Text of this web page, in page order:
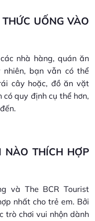
UỐNG VÀO
nhà hàng, quán ăn
bạn vẫn có thể
cây hoặc, đồ ăn vặt
có quy định cụ thể hơn,
NÀO THÍCH HỢP
và The BCR Tourist
nhất cho trẻ em. Bởi
trò chơi vui nhộn dành